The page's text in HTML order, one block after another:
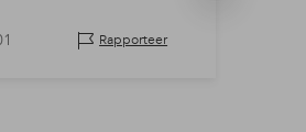
Rapporteer